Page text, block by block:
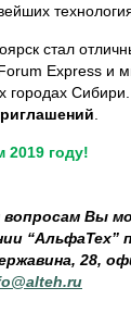
стал
Express и
городах Сибири.
2019 году!
вопросам Вы
“АльфаТех”
28,